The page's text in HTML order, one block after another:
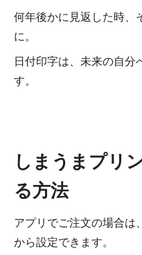
何年後かに見返した時、
に。
日付印字は、未来の自
す。
しまうまプリ
る方法
アプリでご注文の場合は
から設定できます。